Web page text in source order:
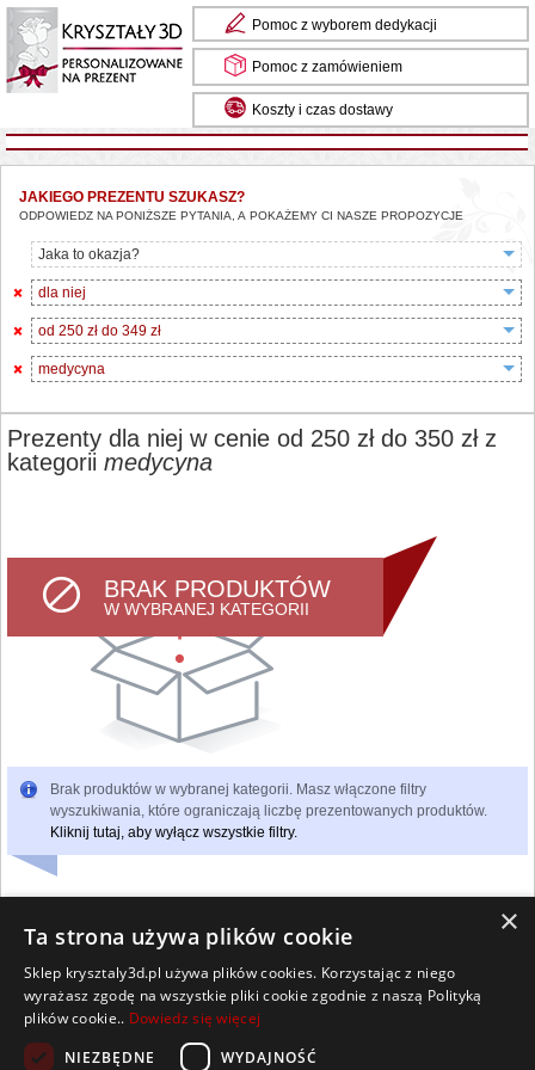
Pomoc z wyborem dedykacji
Pomoc z zamówieniem
Koszty i czas dostawy
JAKIEGO PREZENTU SZUKASZ?
ODPOWIEDZ NA PONIŻSZE PYTANIA, A POKAŻEMY CI NASZE PROPOZYCJE
Jaka to okazja?
dla niej
od 250 zł do 349 zł
medycyna
Prezenty dla niej w cenie od 250 zł do 350 zł z
kategorii medycyna
BRAK PRODUKTÓW
W WYBRANEJ KATEGORII
Brak produktów w wybranej kategorii. Masz włączone filtry
wyszukiwania, które ograniczają liczbę prezentowanych produktów.
Kliknij tutaj, aby wyłącz wszystkie filtry.
Wszelkie prawa zastrzeżone
Kontakt Współpraca Regulamin
Pomoc Strona główna
×
Ta strona używa plików cookie
Sklep krysztaly3d.pl używa plików cookies. Korzystając z niego
wyrażasz zgodę na wszystkie pliki cookie zgodnie z naszą Polityką
plików cookie.. Dowiedz się więcej
NIEZBĘDNE
WYDAJNOŚĆ